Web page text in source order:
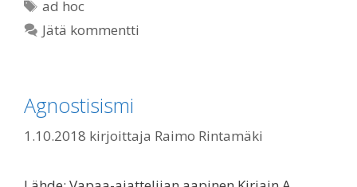
ad hoc
Jätä kommentti
Agnostisismi
1.10.2018 kirjoittaja Raimo Rintamäki